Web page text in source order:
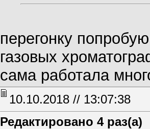
перегонку
газовых
сама работала
10.10.2018 // 13:07:38
Редактировано 4 раз(а)